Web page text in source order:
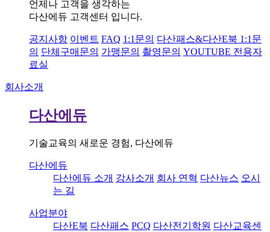
언제나 고객을 생각하는
다산에듀 고객센터 입니다.
공지사항 이벤트 FAQ 1:1문의 다산패스&다산E북 1:1문
의 단체구매문의 가맹문의 촬영문의 YOUTUBE 전용자
료실
회사소개
다산에듀
기술교육의 새로운 경험, 다산에듀
다산에듀
다산에듀 소개 강사소개 회사 연혁 다산뉴스 오시
는 길
사업분야
다산E북 다산패스 PCQ 다산전기학원 다산교육센